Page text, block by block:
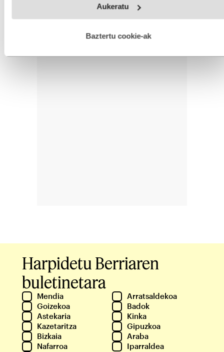
fitxategiak erabiltzen ditu. Zure esperientzia eta zerbitzuak
esplizitua ematen diguzu.Gehiago irakurri
Aukeratu
Baztertu cookie-ak
Harpidetu Berriaren
buletinetara
Mendia
Arratsaldekoa
Goizekoa
Badok
Astekaria
Kinka
Kazetaritza
Gipuzkoa
Bizkaia
Araba
Nafarroa
Iparraldea